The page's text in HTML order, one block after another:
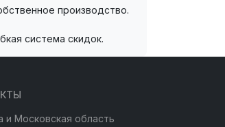
производство.
система скидок.
и Московская область